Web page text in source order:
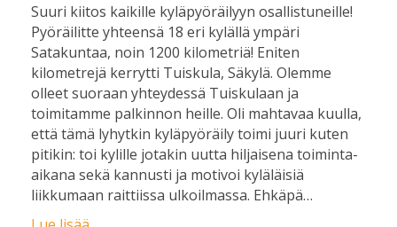
Suuri kiitos kaikille kyläpyöräilyyn osallistuneille!
Pyöräilitte yhteensä 18 eri kylällä ympäri
Satakuntaa, noin 1200 kilometriä! Eniten
kilometrejä kerrytti Tuiskula, Säkylä. Olemme
olleet suoraan yhteydessä Tuiskulaan ja
toimitamme palkinnon heille. Oli mahtavaa kuulla,
että tämä lyhytkin kyläpyöräily toimi juuri kuten
pitikin: toi kylille jotakin uutta hiljaisena toiminta-
aikana sekä kannusti ja motivoi kyläläisiä
liikkumaan raittiissa ulkoilmassa. Ehkäpä…